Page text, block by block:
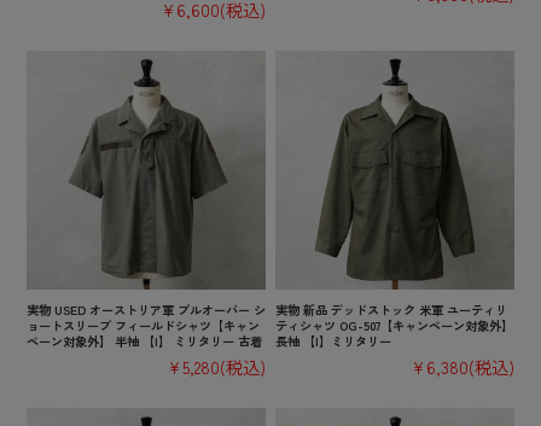
¥6,600(税込)
実物 USED オーストリア軍 プルオーバー シ
ョートスリーブ フィールドシャツ【キャン
ペーン対象外】 半袖 【I】 ミリタリー 古着
¥5,280(税込)
実物 新品 デッドストック 米軍 ユーティリ
ティシャツ OG-507【キャンペーン対象外】
長袖 【I】ミリタリー
¥6,380(税込)